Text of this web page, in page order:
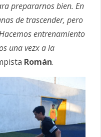
prepararnos bien. En
de trascender, pero
entrenamiento
una vezx a la
Román.